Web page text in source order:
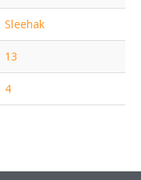
Sleehak
13
4